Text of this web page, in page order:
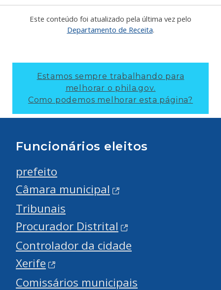
Este conteúdo foi atualizado pela última vez pelo
Departamento de Receita.
Estamos sempre trabalhando para
melhorar o phila.gov.
Como podemos melhorar esta página?
Funcionários eleitos
prefeito
Câmara municipal
Tribunais
Procurador Distrital
Controlador da cidade
Xerife
Comissários municipais